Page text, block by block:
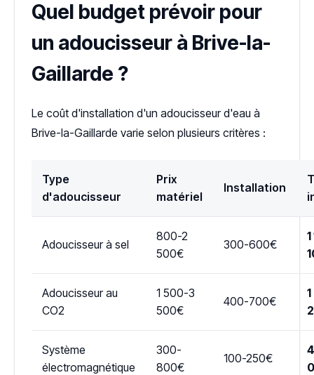
Quel budget prévoir pour
un adoucisseur à Brive-la-
Gaillarde ?
Le coût d'installation d'un adoucisseur d'eau à
Brive-la-Gaillarde varie selon plusieurs critères :
Type
d'adoucisseur
Prix
matériel
Installation
Adoucisseur à sel
800-2
500€
300-600€
Adoucisseur au
CO2
1 500-3
500€
400-700€
Système
électromagnétique
300-
800€
100-250€